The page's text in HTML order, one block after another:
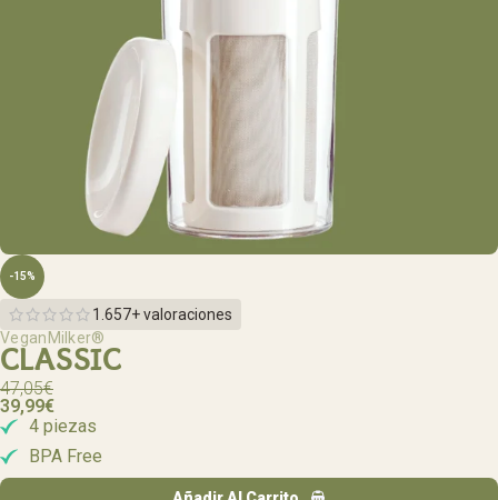
-15%
1.657+ valoraciones
VeganMilker®
CLASSIC
47,05€
39,99€
4 piezas
BPA Free